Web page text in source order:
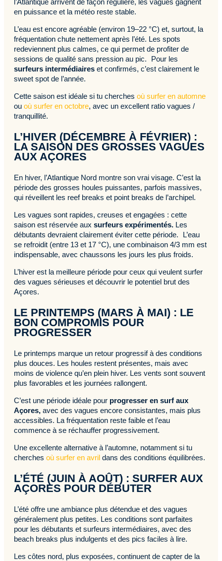
en puissance et la météo reste stable.
L’eau est encore agréable (environ 19–22 °C) et, surtout, la
fréquentation chute nettement après l’été. Les spots
redeviennent plus calmes, ce qui permet de profiter de
sessions de qualité sans pression au pic. Pour les
surfeurs intermédiaires et confirmés, c’est clairement le
sweet spot de l’année.
Cette saison est idéale si tu cherches où surfer en automne
ou où surfer en octobre, avec un excellent ratio vagues /
tranquillité.
L’HIVER (DÉCEMBRE À FÉVRIER) :
LA SAISON DES GROSSES VAGUES
AUX AÇORES
En hiver, l’Atlantique Nord montre son vrai visage. C’est la
période des grosses houles puissantes, parfois massives,
qui réveillent les reef breaks et point breaks de l’archipel.
Les vagues sont rapides, creuses et engagées : cette
saison est réservée aux surfeurs expérimentés. Les
débutants devraient clairement éviter cette période. L’eau
se refroidit (entre 13 et 17 °C), une combinaison 4/3 mm est
indispensable, avec chaussons les jours les plus froids.
L’hiver est la meilleure période pour ceux qui veulent surfer
des vagues sérieuses et découvrir le potentiel brut des
Açores.
LE PRINTEMPS (MARS À MAI) : LE
BON COMPROMIS POUR
PROGRESSER
Le printemps marque un retour progressif à des conditions
plus douces. Les houles restent présentes, mais avec
moins de violence qu’en plein hiver. Les vents sont souvent
plus favorables et les journées rallongent.
C’est une période idéale pour progresser en surf aux
Açores, avec des vagues encore consistantes, mais plus
accessibles. La fréquentation reste faible et l’eau
commence à se réchauffer progressivement.
Une excellente alternative à l’automne, notamment si tu
cherches où surfer en avril dans des conditions équilibrées.
L’ÉTÉ (JUIN À AOÛT) : SURFER AUX
AÇORES POUR DÉBUTER
L’été offre une ambiance plus détendue et des vagues
généralement plus petites. Les conditions sont parfaites
pour les débutants et surfeurs intermédiaires, avec des
beach breaks plus indulgents et des pics faciles à lire.
Les côtes nord, plus exposées, continuent de capter de la